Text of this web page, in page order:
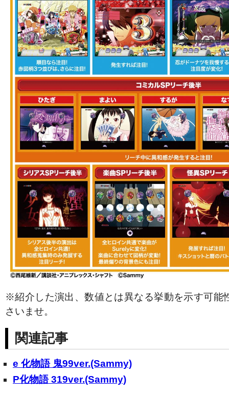
※紹介した演出、数値とは異なる挙動を示す可能
さいませ。
関連記事
e 化物語 鬼99ver.(Sammy)
P化物語 319ver.(Sammy)